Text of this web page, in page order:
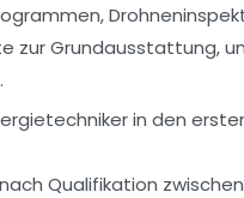
zur Grundausstattung,
in den
Qualifikation zwischen